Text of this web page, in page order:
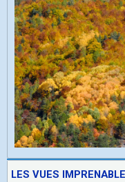
LES VUES